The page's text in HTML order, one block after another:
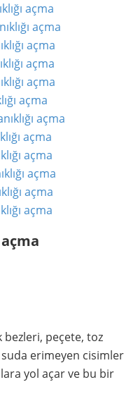
açma
açma
açma
açma
açma
açma
açma
açma
açma
açma
açma
açma
bezleri, peçete, toz
suda erimeyen cisimler
yol açar ve bu bir